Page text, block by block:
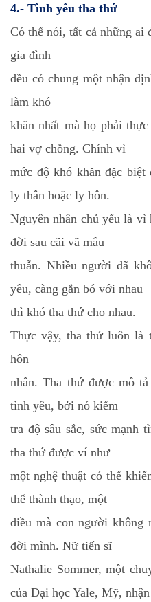
4.- Tình yêu tha thứ
Có thể nói, tất cả những ai
gia đình
đều có chung một nhận
làm khó
khăn nhất mà họ phải
hai vợ chồng. Chính vì
mức độ khó khăn đặc biệt
ly thân hoặc ly hôn.
Nguyên nhân chủ yếu là vì
đời sau cãi vã mâu
thuẫn. Nhiều người đã
yêu, càng gắn bó với nhau
thì khó tha thứ cho nhau.
Thực vậy, tha thứ luôn là
hôn
nhân. Tha thứ được mô
tình yêu, bởi nó kiểm
tra độ sâu sắc, sức mạnh
tha thứ được ví như
một nghệ thuật có thể
thể thành thạo, một
điều mà con người không
đời mình. Nữ tiến sĩ
Nathalie Sommer, một
của Đại học Yale, Mỹ, nhận